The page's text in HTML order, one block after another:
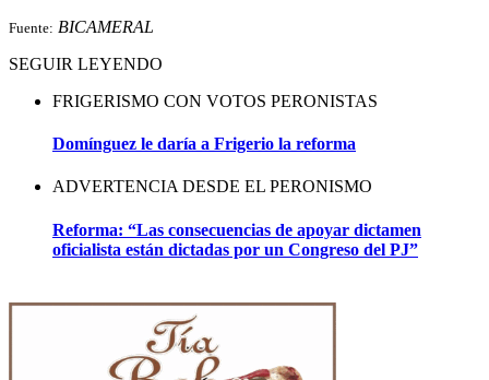
Fuente: BICAMERAL
SEGUIR LEYENDO
FRIGERISMO CON VOTOS PERONISTAS
Domínguez le daría a Frigerio la reforma
ADVERTENCIA DESDE EL PERONISMO
Reforma: “Las consecuencias de apoyar dictamen
oficialista están dictadas por un Congreso del PJ”